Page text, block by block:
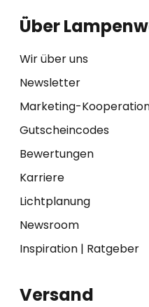
Über
Wir über uns
Newsletter
Marketing-
Gutscheincodes
Bewertungen
Karriere
Lichtplanung
Newsroom
Inspiration| Ratgeber
Versand